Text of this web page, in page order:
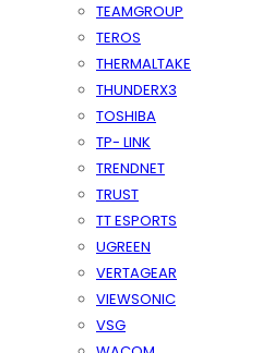
TEAMGROUP
TEROS
THERMALTAKE
THUNDERX3
TOSHIBA
TP- LINK
TRENDNET
TRUST
TT ESPORTS
UGREEN
VERTAGEAR
VIEWSONIC
VSG